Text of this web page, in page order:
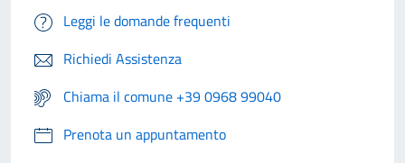
Leggi le domande frequenti
Richiedi Assistenza
Chiama il comune +39 0968 99040
Prenota un appuntamento